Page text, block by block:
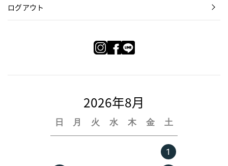
ログアウト
2026年8月
日 月 火 水 木 金 土
1